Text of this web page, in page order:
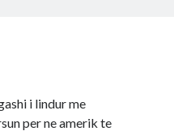
i lindur me
per ne amerik te